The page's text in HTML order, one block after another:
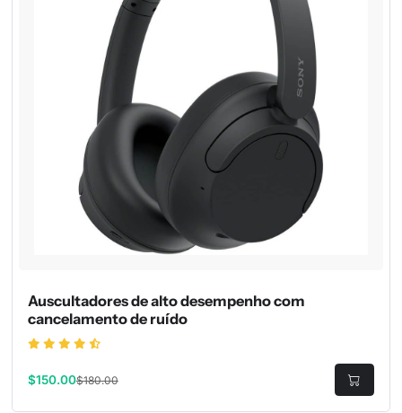
Auscultadores de alto desempenho com
cancelamento de ruído
$150.00$180.00